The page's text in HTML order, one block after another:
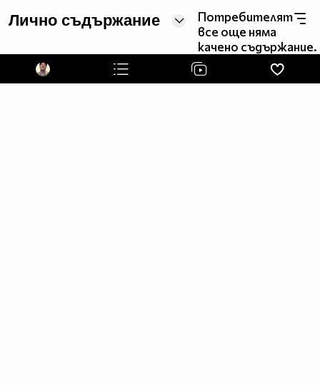
на стената си, ако сте против тормоза и
стереотипа. 95% от вас няма да го направят.
Лично съдържание
Потребителят
все още няма
качено съдържание.